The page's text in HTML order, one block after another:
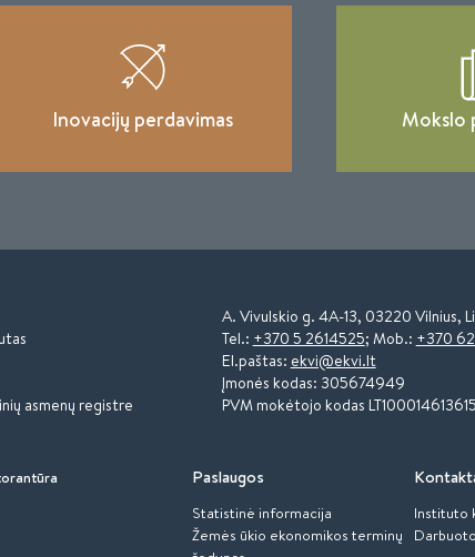
Inovacijų perdavimas Mokslo
asmenų registre
A. Vivulskio g. 4A-13, 03220 Vilnius,
Tel.: +370 5 2614525; Mob.: +370
El.paštas: ekvi@ekvi.lt
Įmonės kodas: 305674949
PVM mokėtojo kodas LT100014613615
Paslaugos
Statistinė informacija
Žemės ūkio ekonomikos terminų
Instituto